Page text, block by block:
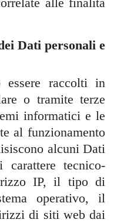
Dati personali e
essere raccolti in
o tramite terze
informatici e le
al funzionamento
alcuni Dati
tecnico-
IP, il tipo di
operativo, il
di siti web dai